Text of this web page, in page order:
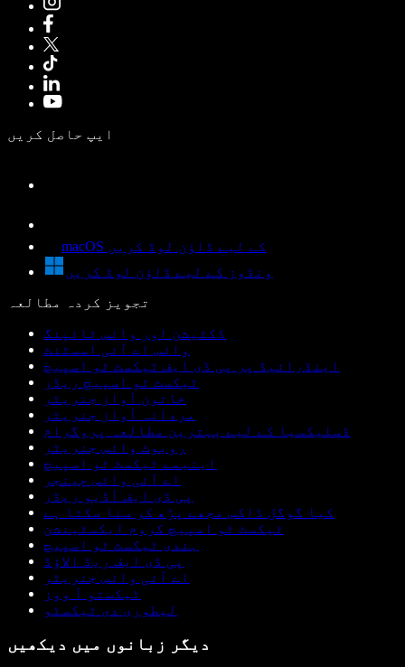
ایپ حاصل کریں
macOS کے لیے ڈاؤن لوڈ کریں
ونڈوز کے لیے ڈاؤن لوڈ کریں
تجویز کردہ مطالعہ
ڈکٹیشن اور وائس ٹائپنگ
وائس اے آئی اسسٹنٹ
اینڈرائیڈ پر پی ڈی ایف ٹیکسٹ ٹو اسپیچ
ٹیکسٹ ٹو اسپیچ ریڈر
خاتون آواز جنریٹر
مردانہ آواز جنریٹر
ڈسلیکسیا کے لیے بہترین مطالعہ پروگرام
روبوٹ وائس جنریٹر
اینیمے ٹیکسٹ ٹو اسپیچ
اے آئی وائس چینجر
پی ڈی ایف آڈیو ریڈر
کیا گوگل ڈاکس مجھے پڑھ کر سنا سکتا ہے
ٹیکسٹ ٹو اسپیچ کروم ایکسٹینشن
ہندی ٹیکسٹ ٹو اسپیچ
پی ڈی ایف ریڈ الاؤڈ
اے آئی وائس جنریٹر
ٹیکستو آ ووز
لیطوری دی ٹیکسٹو
دیگر زبانوں میں دیکھیں